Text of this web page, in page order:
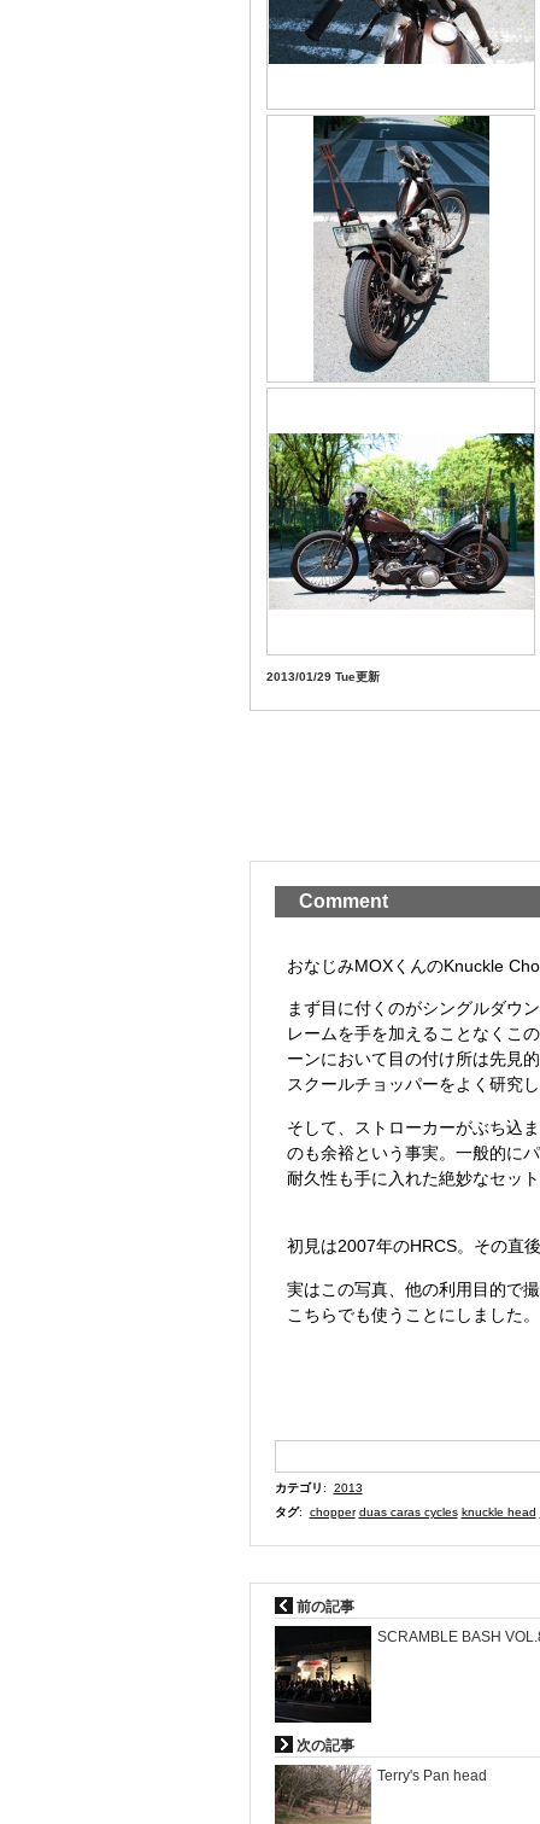
2013/01/29 Tue更新
Comment
おなじみMOXくんのKnuckle
まず目に付くのがシングルダウ
レームを手を加えることなくこ
ーンにおいて目の付け所は先見
スクールチョッパーをよく研究
そして、ストローカーがぶち込
のも余裕という事実。一般的に
耐久性も手に入れた絶妙なセッ
初見は2007年のHRCS。その直
実はこの写真、他の利用目的で
こちらでも使うことにしました
カテゴリ:
2013
タグ: chopper duas caras cycles knuckle head
前の記事
SCRAMBLE BASH
次の記事
Terry's Pan head